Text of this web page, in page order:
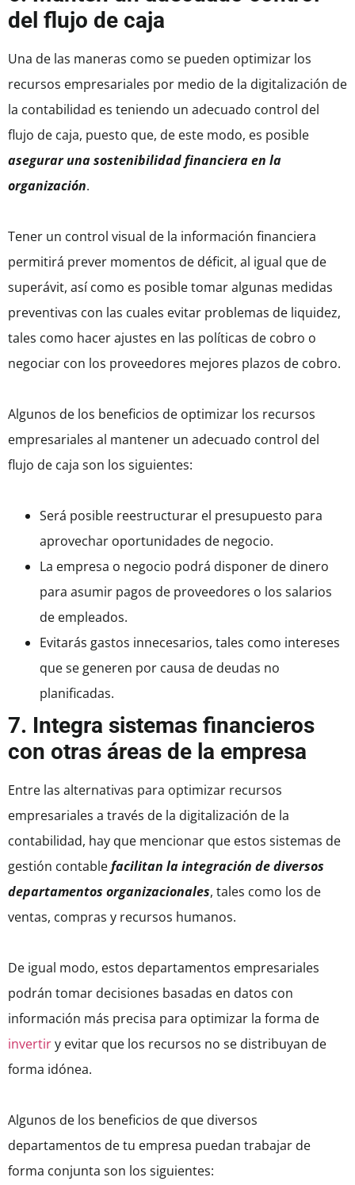
del flujo de caja
Una de las maneras como se pueden optimizar los
recursos empresariales por medio de la digitalización de
la contabilidad es teniendo un adecuado control del
flujo de caja, puesto que, de este modo, es posible
asegurar una sostenibilidad financiera en la
organización.
Tener un control visual de la información financiera
permitirá prever momentos de déficit, al igual que de
superávit, así como es posible tomar algunas medidas
preventivas con las cuales evitar problemas de liquidez,
tales como hacer ajustes en las políticas de cobro o
negociar con los proveedores mejores plazos de cobro.
Algunos de los beneficios de optimizar los recursos
empresariales al mantener un adecuado control del
flujo de caja son los siguientes:
Será posible reestructurar el presupuesto para
aprovechar oportunidades de negocio.
La empresa o negocio podrá disponer de dinero
para asumir pagos de proveedores o los salarios
de empleados.
Evitarás gastos innecesarios, tales como intereses
que se generen por causa de deudas no
planificadas.
7. Integra sistemas financieros
con otras áreas de la empresa
Entre las alternativas para optimizar recursos
empresariales a través de la digitalización de la
contabilidad, hay que mencionar que estos sistemas de
gestión contablefacilitan la integración de diversos
departamentos organizacionales, tales como los de
ventas, compras y recursos humanos.
De igual modo, estos departamentos empresariales
podrán tomar decisiones basadas en datos con
información más precisa para optimizar la forma de
invertiry evitar que los recursos no se distribuyan de
forma idónea.
Algunos de los beneficios de que diversos
departamentos de tu empresa puedan trabajar de
forma conjunta son los siguientes: